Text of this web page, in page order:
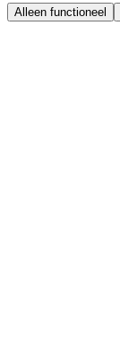
Alleen functioneel